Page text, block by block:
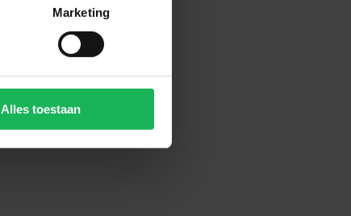
Marketing
Alles toestaan